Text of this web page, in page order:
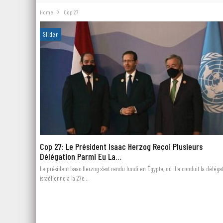
Home Cop 27
Slider
Cop 27: Le Président Isaac Herzog Reçoi Plusieurs
Délégation Parmi Eu La…
Le président Isaac Herzog s’est rendu lundi en Égypte, où il a conduit la
israélienne à la 27e…